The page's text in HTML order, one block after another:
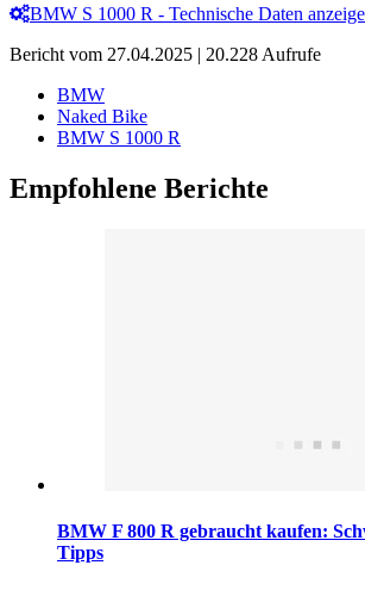
BMW S 1000 R - Technische Daten
Bericht vom 27.04.2025 | 20.228 Aufrufe
BMW
Naked Bike
BMW S 1000 R
Empfohlene Berichte
BMW F 800 R gebraucht kaufen:
Tipps